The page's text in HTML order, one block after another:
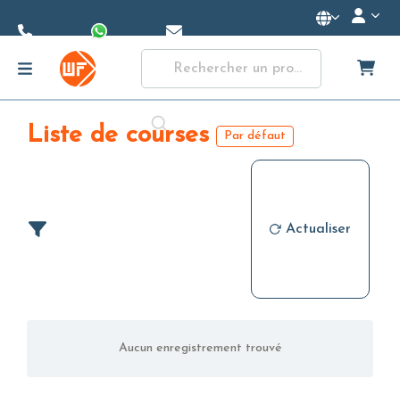
Content
Liste de courses Par défaut
Actualiser
Aucun enregistrement trouvé